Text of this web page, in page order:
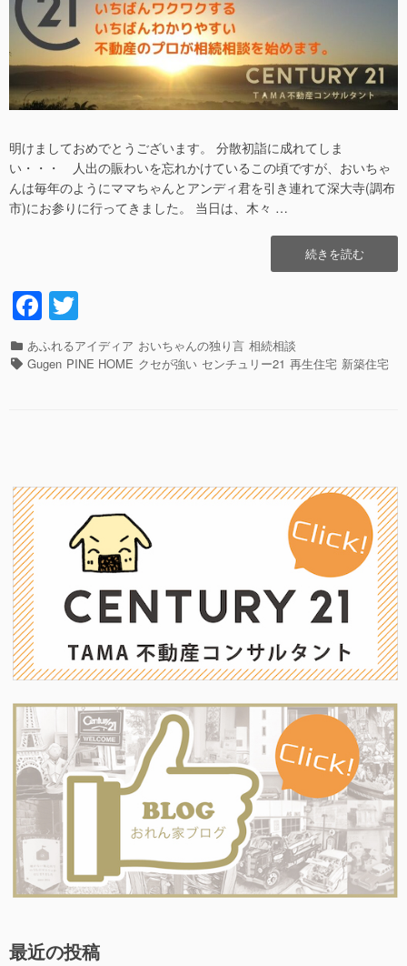
明けましておめでとうございます。 分散初詣に成れてしま
い・・・ 人出の賑わいを忘れかけているこの頃ですが、おいちゃ
んは毎年のようにママちゃんとアンディ君を引き連れて深大寺(調布
市)にお参りに行ってきました。 当日は、木々 …
“清
流
今
続きを読む
F
a
c
o
k
wi
tt
カ
テ
あふれるアイディア おいちゃんの独り言 相続相談
タ Gugen PINE HOME クセが強い センチュリー21 再生住宅 新築住宅
最近の投稿